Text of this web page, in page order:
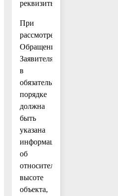
реквизиты.
При
рассмотрении
Обращений
Заявителя
в
обязательном
порядке
должна
быть
указана
информация
об
относительной
высоте
объекта,